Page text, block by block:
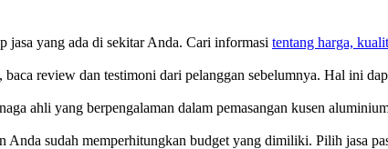
jasa yang ada di sekitar Anda. Cari informasi tentang harga,
review dan testimoni dari pelanggan sebelumnya. Hal ini
ahli yang berpengalaman dalam pemasangan kusen
sudah memperhitungkan budget yang dimiliki. Pilih jasa